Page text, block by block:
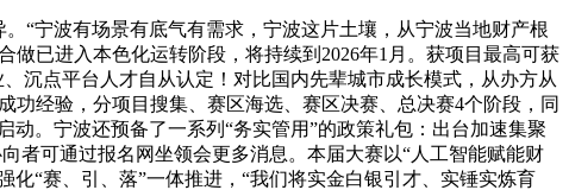
宁波有场景有底气有需求，宁波这片土壤，从宁波当地财产根
已进入本色化运转阶段，将持续到2026年1月。获项目最高可获
沉点平台人才自从认定！对比国内先辈城市成长模式，从办方从
经验，分项目搜集、赛区海选、赛区决赛、总决赛4个阶段，同
。宁波还预备了一系列“务实管用”的政策礼包：出台加速集聚
者可通过报名网坐领会更多消息。本届大赛以“人工智能赋能财
“赛、引、落”一体推进，“我们将实金白银引才、实锤实炼育